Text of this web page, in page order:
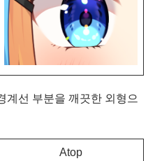
계선 부분을 깨끗한 외형으
Atop